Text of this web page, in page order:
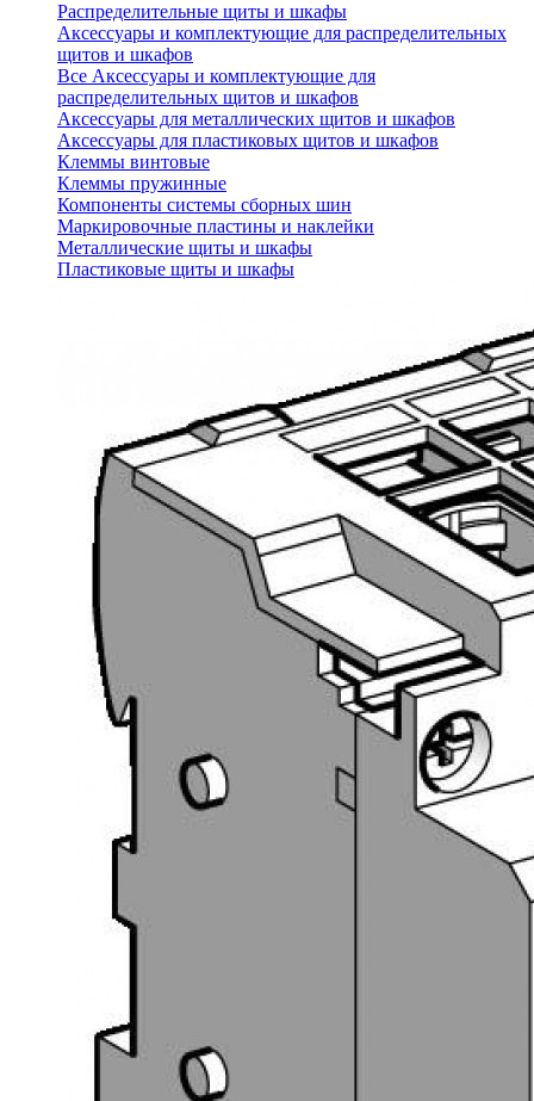
Распределительные щиты и шкафы
Аксессуары и комплектующие для распределительных
щитов и шкафов
Все Аксессуары и комплектующие для
распределительных щитов и шкафов
Аксессуары для металлических щитов и шкафов
Аксессуары для пластиковых щитов и шкафов
Клеммы винтовые
Клеммы пружинные
Компоненты системы сборных шин
Маркировочные пластины и наклейки
Металлические щиты и шкафы
Пластиковые щиты и шкафы